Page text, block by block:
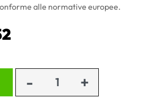
alle normative europee.